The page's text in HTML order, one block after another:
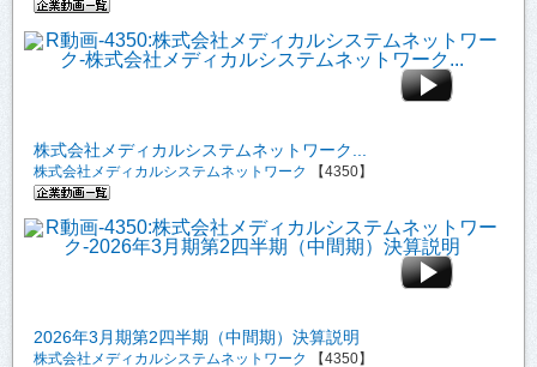
株式会社メディカルシステムネットワーク...
株式会社メディカルシステムネットワーク 【4350】
2026年3月期第2四半期（中間期）決算説明
株式会社メディカルシステムネットワーク 【4350】